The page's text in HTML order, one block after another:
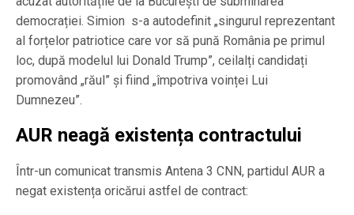
democrației. Simion s-a autodefinit „singurul reprezentant
al forțelor patriotice care vor să pună România pe primul
loc, după modelul lui Donald Trump”, ceilalți candidați
promovând „răul” și fiind „împotriva voinței Lui
Dumnezeu”.
AUR neagă existența contractului
Într-un comunicat transmis Antena 3 CNN, partidul AUR a
negat existența oricărui astfel de contract: